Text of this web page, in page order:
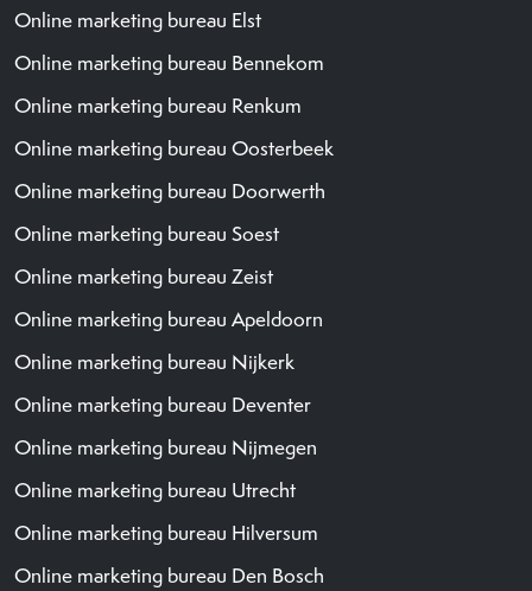
Online marketing bureau Elst
Online marketing bureau Bennekom
Online marketing bureau Renkum
Online marketing bureau Oosterbeek
Online marketing bureau Doorwerth
Online marketing bureau Soest
Online marketing bureau Zeist
Online marketing bureau Apeldoorn
Online marketing bureau Nijkerk
Online marketing bureau Deventer
Online marketing bureau Nijmegen
Online marketing bureau Utrecht
Online marketing bureau Hilversum
Online marketing bureau Den Bosch